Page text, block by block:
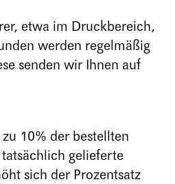
etwa im Druckbereich,
werden regelmäßig
senden wir Ihnen auf
10% der bestellten
gelieferte
sich der Prozentsatz